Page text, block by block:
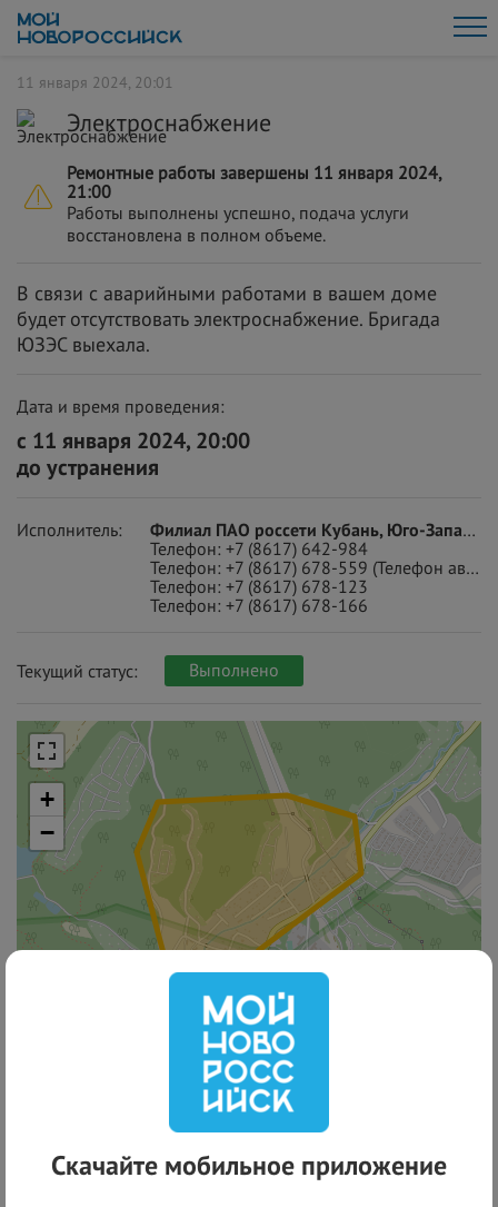
11 января 2024, 20:01
Электроснабжение
Ремонтные работы завершены 11 января 2024,
21:00
Работы выполнены успешно, подача услуги
восстановлена в полном объеме.
В связи с аварийными работами в вашем доме
будет отсутствовать электроснабжение. Бригада
ЮЗЭС выехала.
Дата и время проведения:
с 11 января 2024, 20:00
до устранения
Исполнитель:
Филиал ПАО россети Кубань, Юго-Западные Электрические Сети, ПАО «ТНС энерго Кубань»
Телефон: +7 (8617) 642-984
Телефон: +7 (8617) 678-559 (Телефон аварийно-диспетчерской службы)
Телефон: +7 (8617) 678-123
Телефон: +7 (8617) 678-166
Текущий статус: Выполнено
+
−
г. Новороссийск, с. Глебовское
ул. Авиаторов
Скачайте мобильное приложение